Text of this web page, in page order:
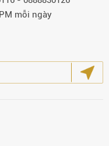
mỗi ngày